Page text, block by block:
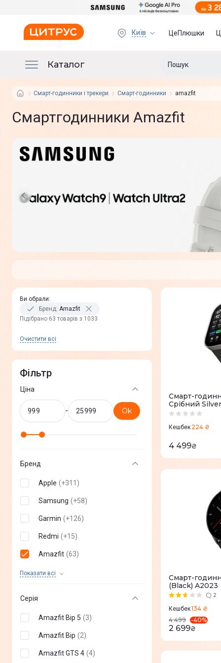
Київ ЦеПлюшки
Каталог
Смарт-годинники і трекери Смарт-годинники amazfit
Смартгодинники Amazfit
Ви обрали:
Бренд: Amazfit
Пiдiбрано 63 товарів з 1033
Очистити всi
Фільтр
Ціна
- Ok
Бренд
Apple (+311 )
Samsung (+58)
Garmin (+126)
Redmi (+15)
Amazfit (63)
Показати всi
Huawei
Серія
Amazfit Bip 5 (3)
Amazfit Bip (2)
Amazfit GTS 4 (4)
Смарт-
Срібний
Кешбек 224 ₴
4 499₴
Смарт-
(Black) A2023
2
Кешбек134 ₴
4 499
-40%
2 699₴